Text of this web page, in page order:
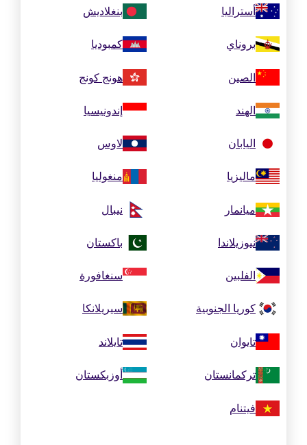
أستراليا بنغلاديش
بروناي كمبوديا
الصين هونج كونج
الهند إندونيسيا
اليابان لاوس
ماليزيا منغوليا
ميانمار نيبال
نيوزيلاندا باكستان
الفلبين سنغافورة
كوريا الجنوبية سيريلانكا
تايوان تايلاند
تركمانستان أوزبكستان
فيتنام